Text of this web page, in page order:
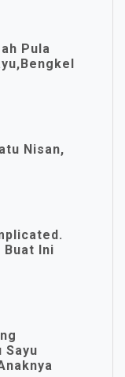
Pula
Nisan,
Buat Ini
Sayu